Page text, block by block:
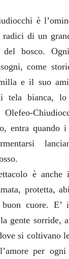
è
di un
del bosco.
come
e il suo
tela bianca, lo
entra quando
è
protetta,
cuore. E’
gente sorride,
si coltivano
per ogni